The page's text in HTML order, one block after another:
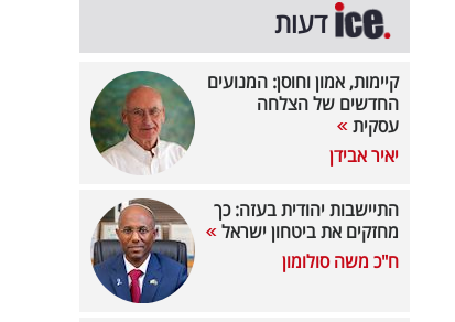
דעות
קיימות, אמון וחוסן: המנועים
החדשים של הצלחה
עסקית
יאיר אבידן
התיישבות יהודית בעזה: כך
מחזקים את ביטחון ישראל
ח"כ משה סולומון